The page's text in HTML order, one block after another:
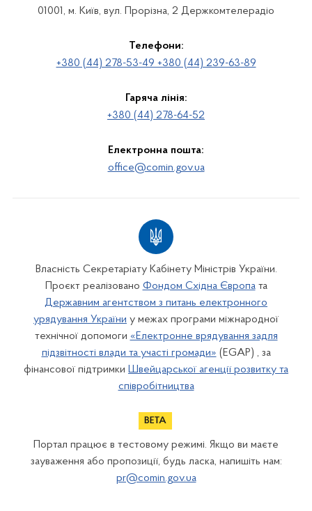
01001, м. Київ, вул. Прорізна, 2 Держкомтелерадіо
Телефони:
+380 (44) 278-53-49 +380 (44) 239-63-89
Гаряча лінія:
+380 (44) 278-64-52
Електронна пошта:
office@comin.gov.ua
Власність Секретаріату Кабінету Міністрів України.
Проєкт реалізовано Фондом Східна Європата
Державним агентством з питань електронного
урядування України у межах програми міжнародної
технічної допомоги «Електронне врядування задля
підзвітності влади та участі громади» (EGAP) , за
фінансової підтримки Швейцарської агенції розвитку та
співробітництва
Портал працює в тестовому режимі. Якщо ви маєте
зауваження або пропозиції, будь ласка, напишіть нам:
pr@comin.gov.ua